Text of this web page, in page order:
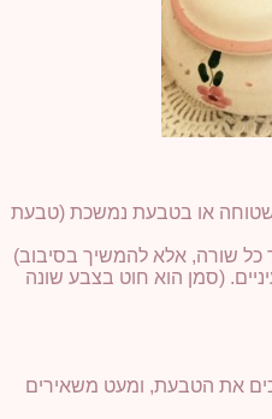
שטוחה או בטבעת נמשכת (טבעת
שורה, אלא להמשיך בסיבוב)
(סמן הוא חוט בצבע שונה
את הטבעת, ומעט משאירים